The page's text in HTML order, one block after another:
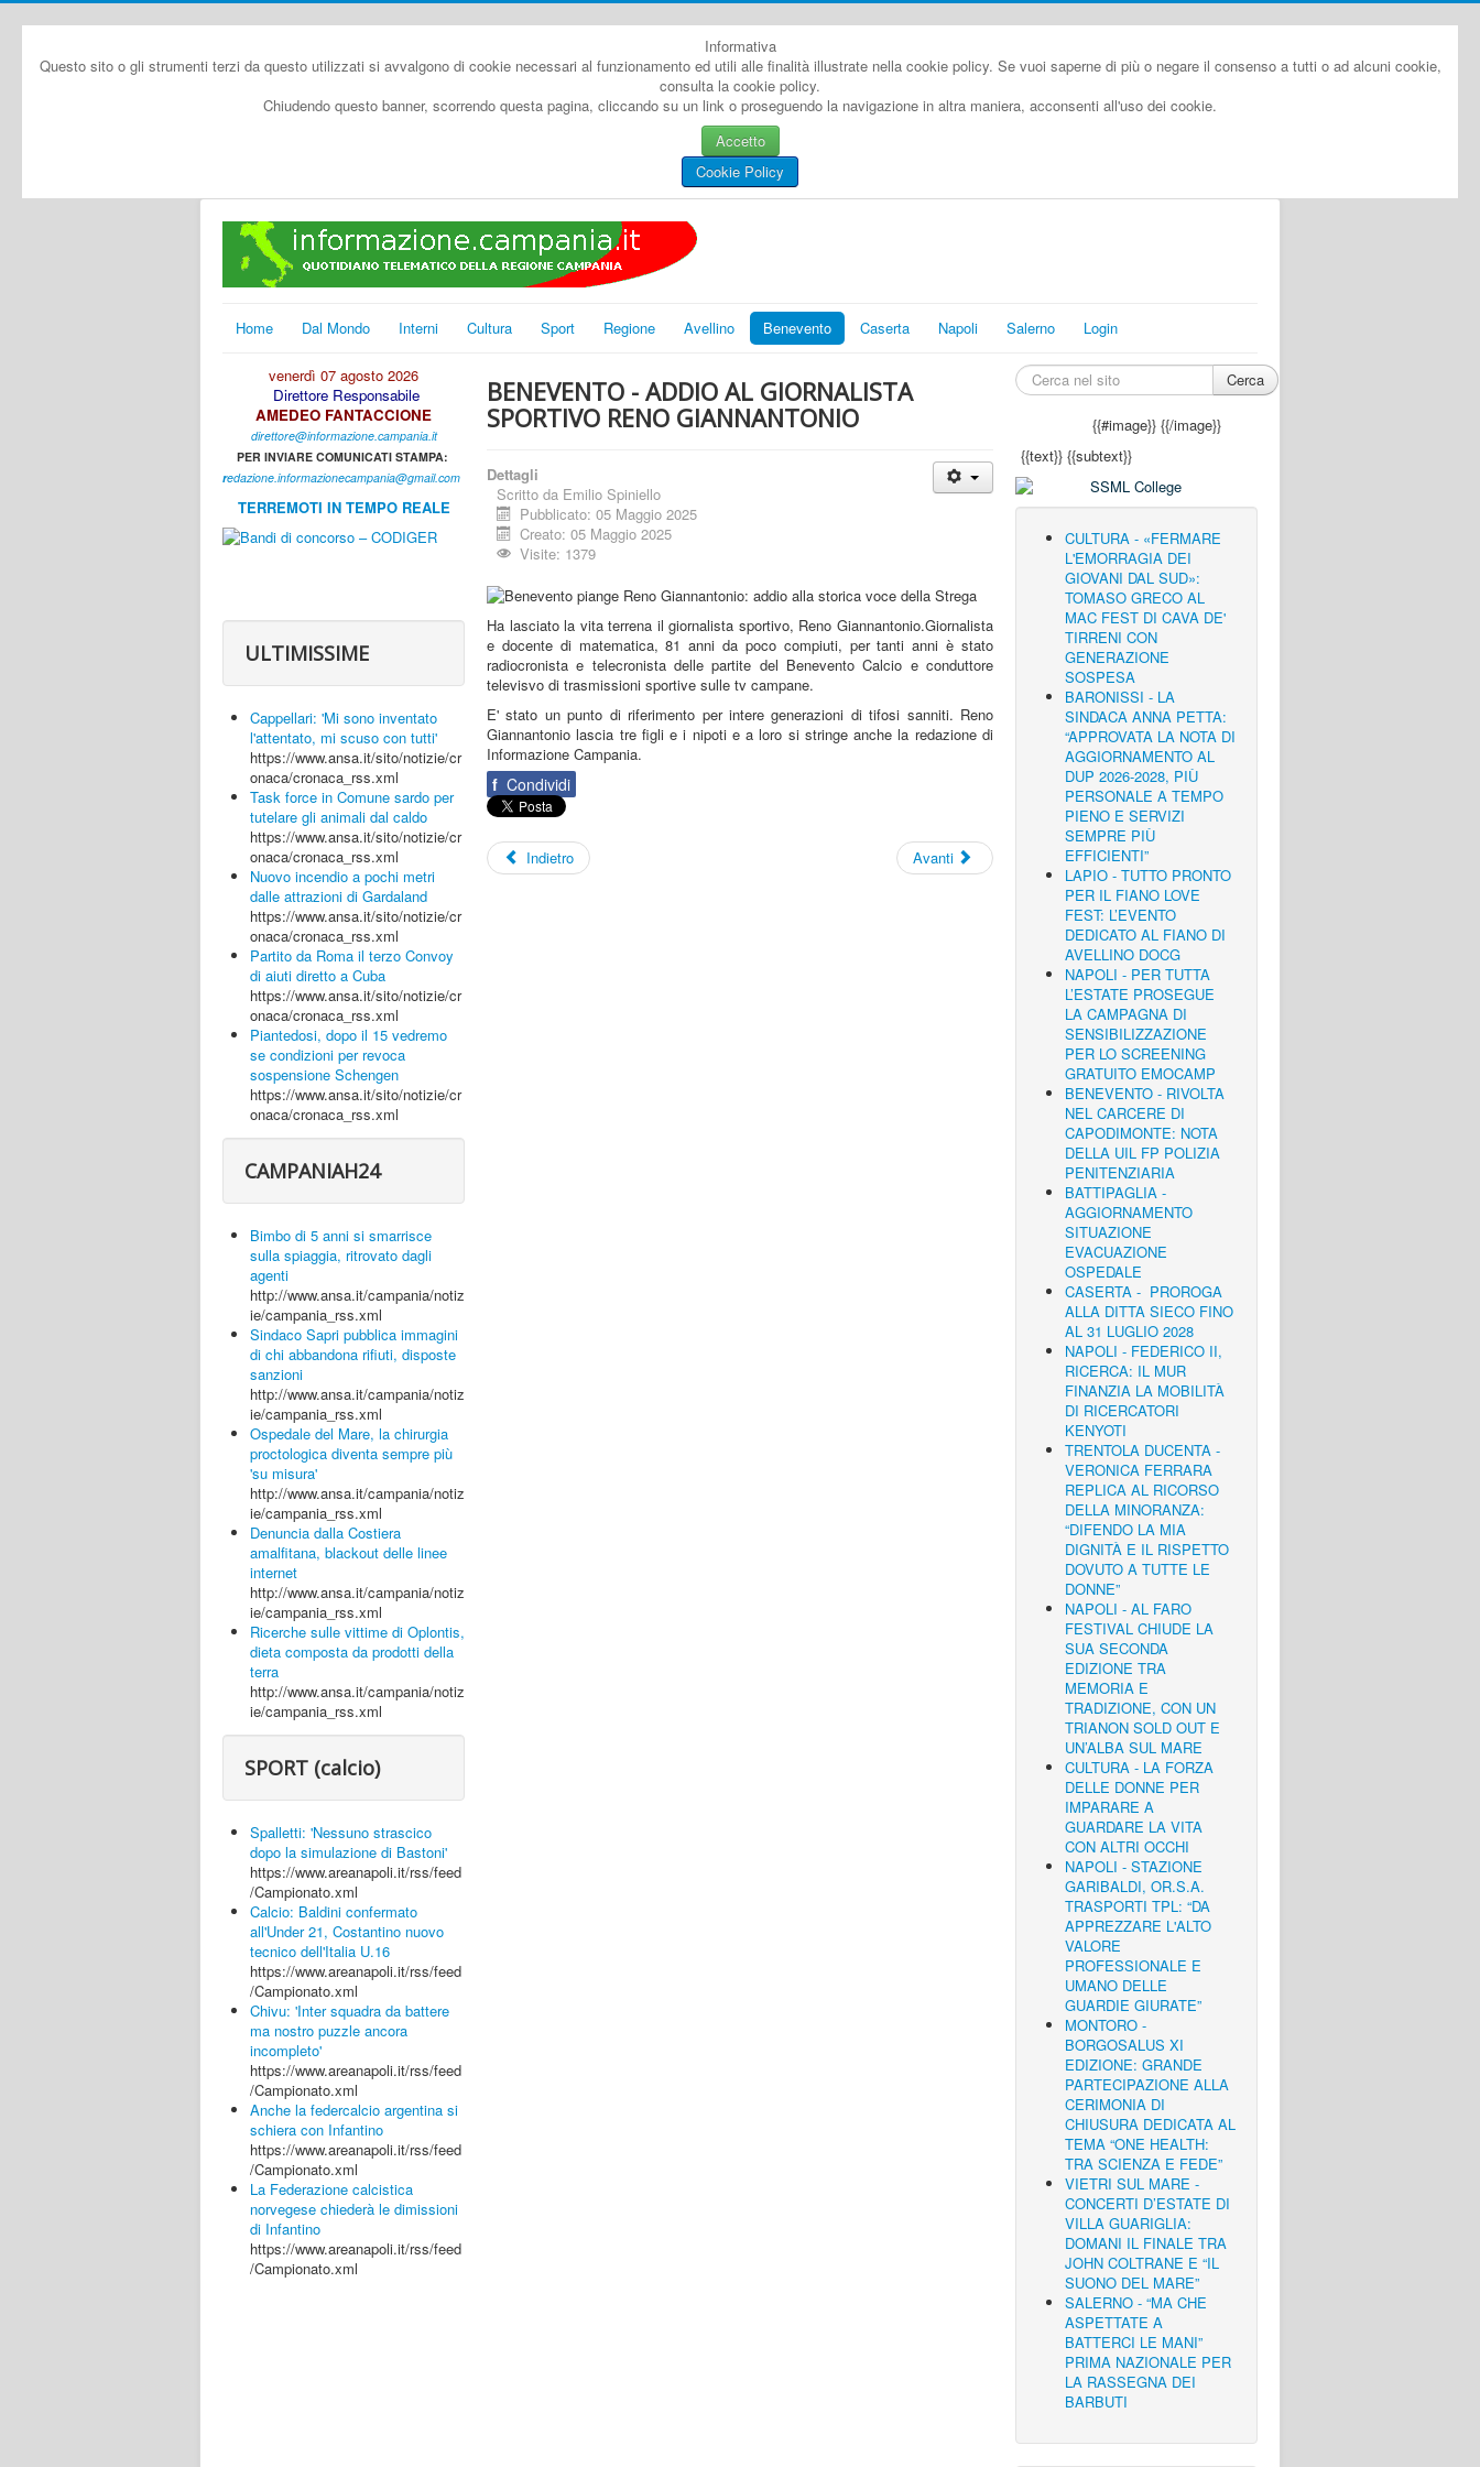
Informativa
Questo sito o gli strumenti terzi da questo utilizzati si avvalgono di cookie necessari al funzionamento ed utili alle finalità illustrate nella cookie policy. Se vuoi saperne di più o negare il consenso a tutti o ad alcuni cookie,
consulta la cookie policy.
Chiudendo questo banner, scorrendo questa pagina, cliccando su un link o proseguendo la navigazione in altra maniera, acconsenti all'uso dei cookie.
Accetto
Cookie Policy
Home Dal Mondo Interni Cultura Sport Regione Avellino Benevento Caserta Napoli Salerno Login
venerdì 07 agosto 2026
Direttore Responsabile
AMEDEO FANTACCIONE
direttore@informazione.campania.it
PER INVIARE COMUNICATI STAMPA:
redazione.informazionecampania@gmail.com
TERREMOTI IN TEMPO REALE
ULTIMISSIME
Cappellari: 'Mi sono inventato
l'attentato, mi scuso con tutti'
https://www.ansa.it/sito/notizie/cr
onaca/cronaca_rss.xml
Task force in Comune sardo per
tutelare gli animali dal caldo
https://www.ansa.it/sito/notizie/cr
onaca/cronaca_rss.xml
Nuovo incendio a pochi metri
dalle attrazioni di Gardaland
https://www.ansa.it/sito/notizie/cr
onaca/cronaca_rss.xml
Partito da Roma il terzo Convoy
di aiuti diretto a Cuba
https://www.ansa.it/sito/notizie/cr
onaca/cronaca_rss.xml
Piantedosi, dopo il 15 vedremo
se condizioni per revoca
sospensione Schengen
https://www.ansa.it/sito/notizie/cr
onaca/cronaca_rss.xml
CAMPANIAH24
Bimbo di 5 anni si smarrisce
sulla spiaggia, ritrovato dagli
agenti
http://www.ansa.it/campania/notiz
ie/campania_rss.xml
Sindaco Sapri pubblica immagini
di chi abbandona rifiuti, disposte
sanzioni
http://www.ansa.it/campania/notiz
ie/campania_rss.xml
Ospedale del Mare, la chirurgia
proctologica diventa sempre più
'su misura'
http://www.ansa.it/campania/notiz
ie/campania_rss.xml
Denuncia dalla Costiera
amalfitana, blackout delle linee
internet
http://www.ansa.it/campania/notiz
ie/campania_rss.xml
Ricerche sulle vittime di Oplontis,
dieta composta da prodotti della
terra
http://www.ansa.it/campania/notiz
ie/campania_rss.xml
SPORT (calcio)
Spalletti: 'Nessuno strascico
dopo la simulazione di Bastoni'
https://www.areanapoli.it/rss/feed
/Campionato.xml
Calcio: Baldini confermato
all'Under 21, Costantino nuovo
tecnico dell'Italia U.16
https://www.areanapoli.it/rss/feed
/Campionato.xml
Chivu: 'Inter squadra da battere
ma nostro puzzle ancora
incompleto'
https://www.areanapoli.it/rss/feed
/Campionato.xml
Anche la federcalcio argentina si
schiera con Infantino
https://www.areanapoli.it/rss/feed
/Campionato.xml
La Federazione calcistica
norvegese chiederà le dimissioni
di Infantino
https://www.areanapoli.it/rss/feed
/Campionato.xml
BENEVENTO - ADDIO AL GIORNALISTA
SPORTIVO RENO GIANNANTONIO
Dettagli
Scritto da Emilio Spiniello
Pubblicato: 05 Maggio 2025
Creato: 05 Maggio 2025
Visite: 1379
Ha lasciato la vita terrena il giornalista sportivo, Reno Giannantonio.Giornalista
e docente di matematica, 81 anni da poco compiuti, per tanti anni è stato
radiocronista e telecronista delle partite del Benevento Calcio e conduttore
televisvo di trasmissioni sportive sulle tv campane.
E' stato un punto di riferimento per intere generazioni di tifosi sanniti. Reno
Giannantonio lascia tre figli e i nipoti e a loro si stringe anche la redazione di
Informazione Campania.
f Condividi
Indietro Avanti
Cerca
{{#image}}{{/image}}
{{text}} {{subtext}}
CULTURA - «FERMARE
L'EMORRAGIA DEI
GIOVANI DAL SUD»:
TOMASO GRECO AL
MAC FEST DI CAVA DE'
TIRRENI CON
GENERAZIONE
SOSPESA
BARONISSI - LA
SINDACA ANNA PETTA:
“APPROVATA LA NOTA DI
AGGIORNAMENTO AL
DUP 2026-2028, PIÙ
PERSONALE A TEMPO
PIENO E SERVIZI
SEMPRE PIÙ
EFFICIENTI”
LAPIO - TUTTO PRONTO
PER IL FIANO LOVE
FEST: L’EVENTO
DEDICATO AL FIANO DI
AVELLINO DOCG
NAPOLI - PER TUTTA
L’ESTATE PROSEGUE
LA CAMPAGNA DI
SENSIBILIZZAZIONE
PER LO SCREENING
GRATUITO EMOCAMP
BENEVENTO - RIVOLTA
NEL CARCERE DI
CAPODIMONTE: NOTA
DELLA UIL FP POLIZIA
PENITENZIARIA
BATTIPAGLIA -
AGGIORNAMENTO
SITUAZIONE
EVACUAZIONE
OSPEDALE
CASERTA - PROROGA
ALLA DITTA SIECO FINO
AL 31 LUGLIO 2028
NAPOLI - FEDERICO II,
RICERCA: IL MUR
FINANZIA LA MOBILITÀ
DI RICERCATORI
KENYOTI
TRENTOLA DUCENTA -
VERONICA FERRARA
REPLICA AL RICORSO
DELLA MINORANZA:
“DIFENDO LA MIA
DIGNITÀ E IL RISPETTO
DOVUTO A TUTTE LE
DONNE”
NAPOLI - AL FARO
FESTIVAL CHIUDE LA
SUA SECONDA
EDIZIONE TRA
MEMORIA E
TRADIZIONE, CON UN
TRIANON SOLD OUT E
UN’ALBA SUL MARE
CULTURA - LA FORZA
DELLE DONNE PER
IMPARARE A
GUARDARE LA VITA
CON ALTRI OCCHI
NAPOLI - STAZIONE
GARIBALDI, OR.S.A.
TRASPORTI TPL: “DA
APPREZZARE L'ALTO
VALORE
PROFESSIONALE E
UMANO DELLE
GUARDIE GIURATE”
MONTORO -
BORGOSALUS XI
EDIZIONE: GRANDE
PARTECIPAZIONE ALLA
CERIMONIA DI
CHIUSURA DEDICATA AL
TEMA “ONE HEALTH:
TRA SCIENZA E FEDE”
VIETRI SUL MARE -
CONCERTI D’ESTATE DI
VILLA GUARIGLIA:
DOMANI IL FINALE TRA
JOHN COLTRANE E “IL
SUONO DEL MARE”
SALERNO - “MA CHE
ASPETTATE A
BATTERCI LE MANI”
PRIMA NAZIONALE PER
LA RASSEGNA DEI
BARBUTI